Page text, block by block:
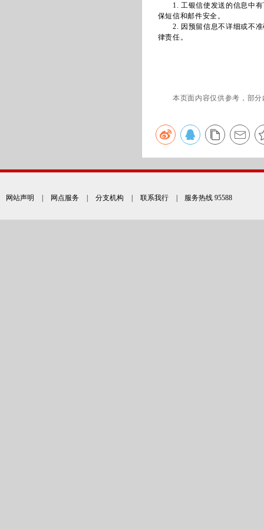
1. 工银信使发送的信息中有
保短信和邮件安全。
2. 因预留信息不详细或不准
律责任。
本页面内容仅供参考，部
网站声明 网点服务 分支机构 联系我行 | 服务热线 95588